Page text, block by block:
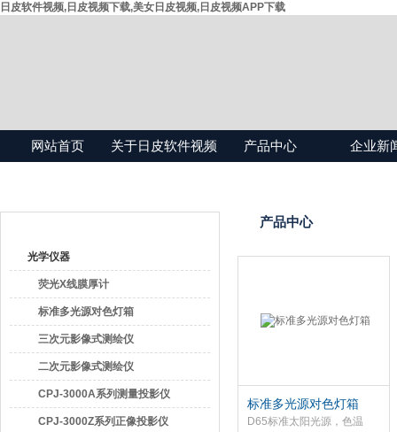
日皮软件视频,日皮视频下载,美女日皮视频,日皮视频APP下载
网站首页 关于日皮软件视频 产品中心 企业新
光学仪器
荧光X线膜厚计
标准多光源对色灯箱
三次元影像式测绘仪
二次元影像式测绘仪
CPJ-3000A系列测量投影仪
CPJ-3000Z系列正像投影仪
产品中心
标准多光源对色灯箱
D65标准太阳光源，色温